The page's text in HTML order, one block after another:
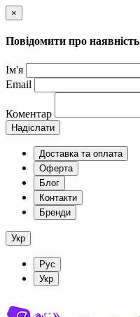
×
Повідомити про наявність
Ім'я
Email
Коментар
Надіслати
Доставка та оплата
Оферта
Блог
Контакти
Бренди
Укр
Рус
Укр